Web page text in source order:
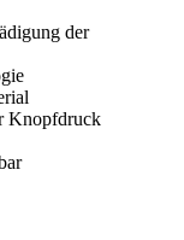
der
Knopfdruck